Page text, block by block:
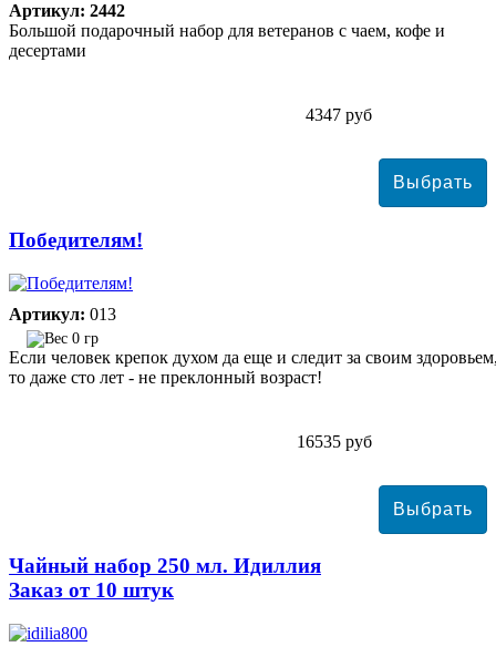
Артикул: 2442
Большой подарочный набор для ветеранов с чаем, кофе и
десертами
4347 руб
Победителям!
Артикул: 013
0 гр
Если человек крепок духом да еще и следит за своим
то даже сто лет - не преклонный возраст!
16535 руб
Чайный набор 250 мл. Идиллия
Заказ от 10 штук